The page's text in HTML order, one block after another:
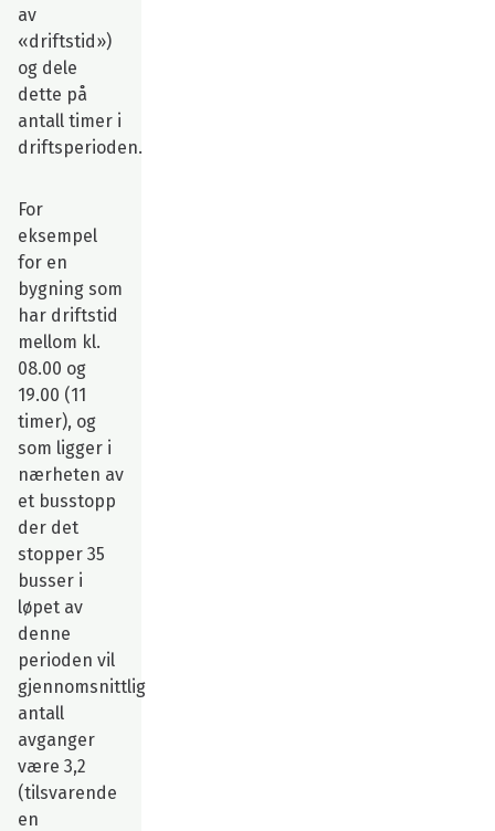
av
«driftstid»)
og dele
dette på
antall timer i
driftsperioden.
For
eksempel
for en
bygning som
har driftstid
mellom kl.
08.00 og
19.00 (11
timer), og
som ligger i
nærheten av
et busstopp
der det
stopper 35
busser i
løpet av
denne
perioden vil
gjennomsnittlig
antall
avganger
være 3,2
(tilsvarende
en